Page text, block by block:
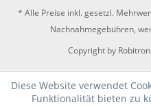
* Alle Preise inkl. gesetzl.
Nachnahmegebühren,
Copyright by
Diese Website verwendet
Funktionalität bieten zu